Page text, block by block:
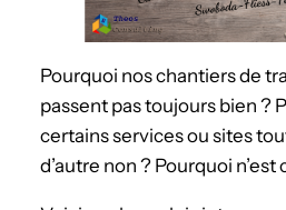
Pourquoi nos chantiers de
passent pas toujours bien ?
certains services ou sites
d’autre non ? Pourquoi n’est